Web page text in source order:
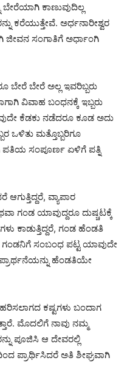
ಕಾಣುವುದಿಲ್ಲ
ಕರೆಯುತ್ತೇವೆ. ಅರ್ಧನಾರೀಶ್ವರ
ಜೀವನ ಸಂಗಾತಿಗೆ ಅರ್ಧಾಂಗಿ
ಬೇರೆ ಅಲ್ಲ ಇವರಿಬ್ಬರು
ವಿವಾಹ ಬಂಧನಕ್ಕೆ ಇಬ್ಬರು
ಕೆಡಕು ನಡೆದರೂ ಕೂಡ ಅದು
ಒಳಿತು ಮತ್ತೊಬ್ಬರಿಗೂ
ಪತಿಯ ಸಂಪೂರ್ಣ ಏಳಿಗೆ ಪತ್ನಿ
ವ್ಯಾಪಾರ
ಗಂಡ ಯಾವುದ್ದರೂ ದುಷ್ಚಟಕ್ಕೆ
ಕಾಡುತ್ತಿದ್ದರೆ, ಗಂಡ ಹೆಂಡತಿ
ಸಂಬಂಧ ಪಟ್ಟ ಯಾವುದೇ
ಹೆಂಡತಿಯೇ
ಕಷ್ಟಗಳು ಬಂದಾಗ
ಮೊದಲಿಗೆ ನಾವು ನಮ್ಮ
ಪೂಜಿಸಿ ಆ ದೇವರಲ್ಲಿ
ಪ್ರಾರ್ಥಿಸಿದರೆ ಅತಿ ಶೀಘ್ರವಾಗಿ